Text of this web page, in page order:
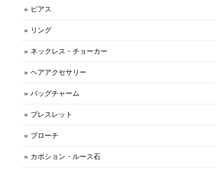
ピアス
リング
ネックレス・チョーカー
ヘアアクセサリー
バッグチャーム
ブレスレット
ブローチ
カボション・ルース石